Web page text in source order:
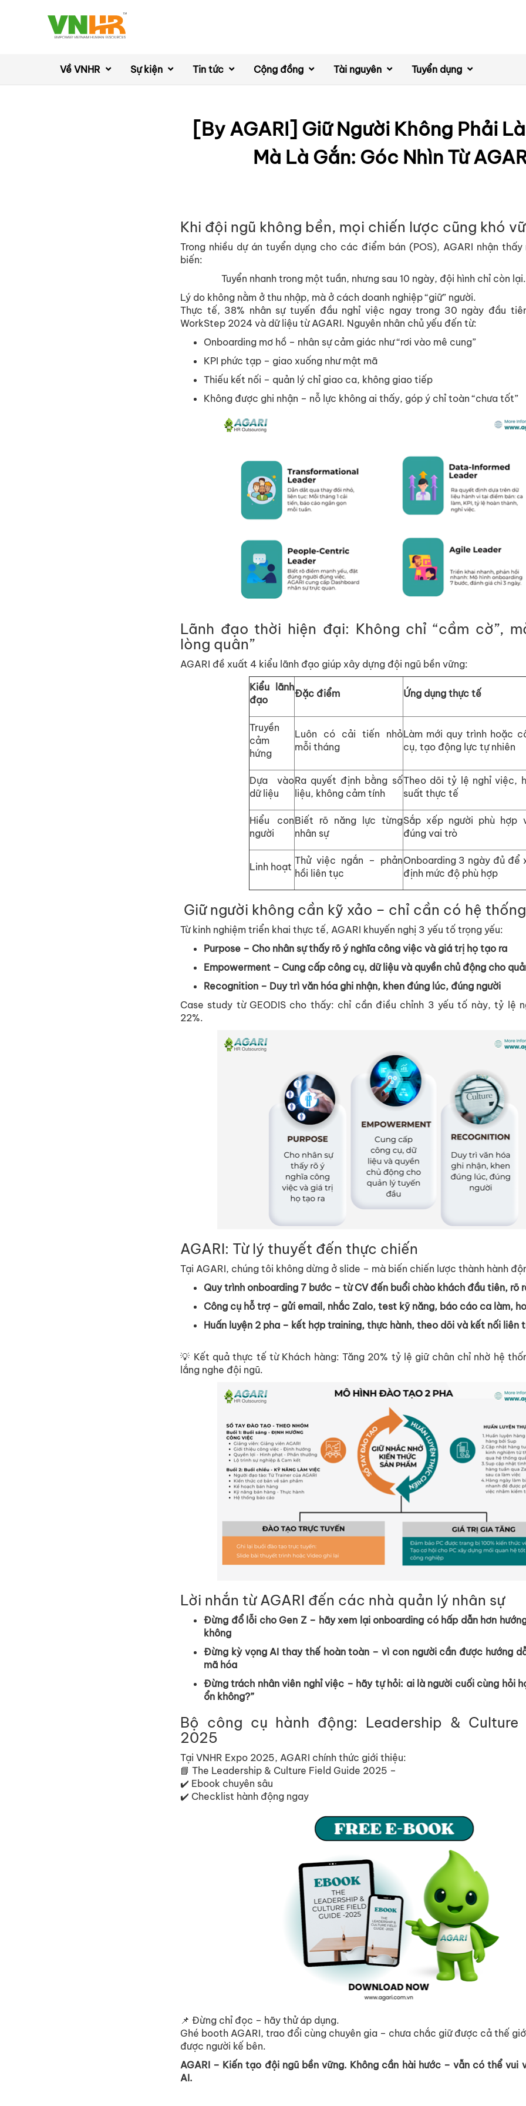
Về VNHR Sự kiện Tin tức Cộng đồng Tài nguyên Tuyển dụng
[By AGARI] Giữ Người Không Phải
Mà Là Gắn: Góc Nhìn Từ
Khi đội ngũ không bền, mọi chiến lược cũng khó vữ
Trong nhiều dựán tuyển dụng cho các điểm bán (POS), AGARI nhận thấy
biến:
Tuyển nhanh trong một tuần, nhưng sau 10 ngày, đội hình chỉ còn l ạ
Lý do không nằm ở thu nhập, mà ở cách doanh nghiệp “giữ” người.
Thực tế, 38% nhân sựtuyến đầu nghỉ việc ngay trong 30 ngày đầu
WorkStep 2024 và dữliệu từAGARI. Nguyên nhân chủ yếu đến từ:
Onboarding mơ hồ – nhân sựcảm giác như “rơi vào mê cung”
KPI phức tạp – giao xuống như mật mã
Thiếu kết nối – quản lý chỉ giao ca, không giao tiếp
Không được ghi nhận – nỗ ực không ai thấy, góp ý chỉ toàn “chưa tốt”
Lãnh đạo thời hiện đại: Không chỉ “cầm cờ”,
lòng quân”
AGARI đề xuất 4 kiểu lãnh đạo giúp xây dựng đội ngũ bền vững:
Kiểu lãnh
đạo
Đặc điểm Ứng dụng thực tế
Truyền
cảm
hứng
Luôn có cải tiến nhỏ
mỗi tháng
Làm mới quy trình hoặc
cụ, tạo động l ực tựnhiên
Dựa vào
dữliệu
Ra quyết định bằng số
liệu, không cảm tính
Theo dõi tỷ ệ nghỉviệc,
suất thực tế
Hiểu con
người
Biết rõ năng l ực từng
nhân sự
Sắp xếp người phù hợp
đúng vai trò
Linh hoạt
Thửviệc ngắn – phản
hồi liên tục
Onboarding 3 ngày đủđể
định mức độphù hợp
Giữngười không cần kỹ xảo – chỉ cần có hệ thống
Từkinh nghiệm triển khai thực tế, AGARI khuyến nghị 3 yếu tố trọng yếu:
Purpose – Cho nhân sựthấy rõ ý nghĩa công việc và giá trị họ tạo ra
Empowerment – Cung cấp công cụ, dữliệu và quyền chủ động cho quả
Recognition – Duy trì văn hóa ghi nhận, khen đúng lúc, đúng người
Case study từGEODIS cho thấy: chỉ cần điều chỉnh 3 yếu tố này, tỷ ệ
22%.
AGARI: Từlý thuyết đến thực chiến
Tại AGARI, chúng tôi không dừng ở slide – mà biến chiến lược thành hành độ
Quy trình onboarding 7 bước – từCV đến buổi chào khách đầu tiên, rõ
Công cụ hỗ trợ – gửi email, nhắc Zalo, test kỹnăng, báo cáo ca làm,
Huấn luyện 2 pha – kết hợp training, thực hành, theo dõi và kết nối liên t
💡 Kết quảthực tế từKhách hàng: Tăng 20% tỷlệ giữchân chỉnhờ hệ thố
lắng nghe đội ngũ.
Lời nhắn từAGARI đến các nhà quản lý nhân sự
Đừng đổl ỗi cho Gen Z – hãy xem l ại onboarding có hấp dẫn hơn hướ
không
Đừng kỳvọng AI thay thếhoàn toàn – vì con người cần được hướng d
mã hóa
Đừng trách nhân viên nghỉviệc – hãy tựhỏi: ai là người cuối cùng hỏi h
ổn không?”
Bộ công cụ hành động: Leadership & Culture
2025
Tại VNHR Expo 2025, AGARI chính thức giới thiệu:
📘 The Leadership & Culture Field Guide 2025 –
✔ Ebook chuyên sâu
✔ Checklist hành động ngay
📌 Đừng chỉ đọc – hãy thửáp dụng.
Ghé booth AGARI, trao đổi cùng chuyên gia – chưa chắc giữđược cả thế giớ
được người kế bên.
AGARI – Kiến tạo đội ngũ bền vững. Không cần hài hước – vẫn có thể vui
AI.